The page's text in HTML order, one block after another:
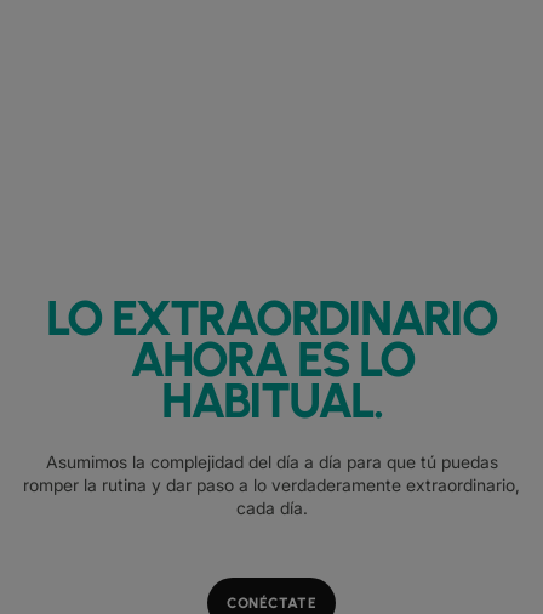
LO EXTRAORDINARIO
AHORA ES LO
HABITUAL.
Asumimos la complejidad del día a día para que tú puedas
romper la rutina y dar paso a lo verdaderamente extraordinario,
cada día.
CONÉCTATE